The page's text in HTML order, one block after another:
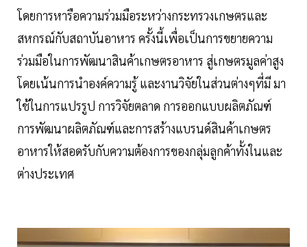
โดยการหารือความร่วมมือระหว่างกระทรวงเกษตรและ
สหกรณ์กับสถาบันอาหาร ครั้งนี้เพื่อเป็นการขยายความ
ร่วมมือในการพัฒนาสินค้าเกษตรอาหาร สู่เกษตรมูลค่าสูง
โดยเน้นการนำองค์ความรู้ และงานวิจัยในส่วนต่างๆที่มี มา
ใช้ในการแปรรูป การวิจัยตลาด การออกแบบผลิตภัณฑ์
การพัฒนาผลิตภัณฑ์และการสร้างแบรนด์สินค้าเกษตร
อาหารให้สอดรับกับความต้องการของกลุ่มลูกค้าทั้งในและ
ต่างประเทศ